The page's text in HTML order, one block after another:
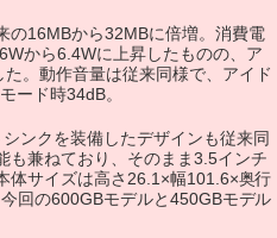
16MBから32MBに倍増。消費電
から6.4Wに上昇したものの、ア
。動作音量は従来同様で、アイド
ード時34dB。
ンクを装備したデザインも従来同
も兼ねており、そのまま3.5インチ
体サイズは高さ26.1×幅101.6×奥行
回の600GBモデルと450GBモデル